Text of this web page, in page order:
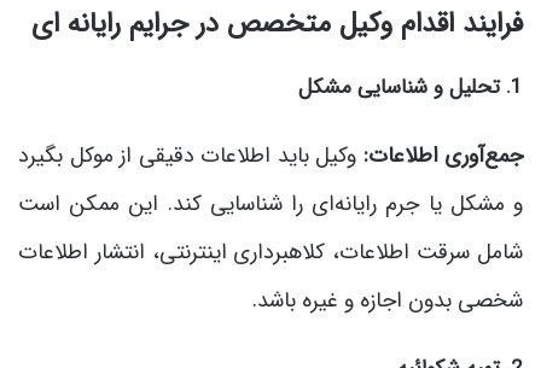
فرایند اقدام وکیل متخصص در جرایم رایانه ای
1. تحلیل و شناسایی مشکل
جمع‌آوری اطلاعات: وکیل باید اطلاعات دقیقی از موکل بگیرد
و مشکل یا جرم رایانه‌ای را شناسایی کند. این ممکن است
شامل سرقت اطلاعات، کلاهبرداری اینترنتی، انتشار اطلاعات
شخصی بدون اجازه و غیره باشد.